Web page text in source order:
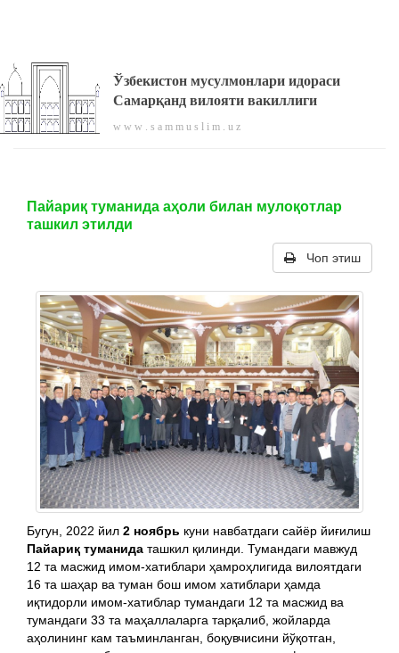
Ўзбекистон мусулмонлари идораси
Самарқанд вилояти вакиллиги
w w w . s a m m u s l i m . u z
Пайариқ туманида аҳоли билан мулоқотлар
ташкил этилди
Чоп этиш
Бугун, 2022 йил 2 ноябрь куни навбатдаги сайёр йиғилиш
Пайариқ туманида ташкил қилинди. Тумандаги мавжуд
12 та масжид имом-хатиблари ҳамроҳлигида вилоятдаги
16 та шаҳар ва туман бош имом хатиблари ҳамда
иқтидорли имом-хатиблар тумандаги 12 та масжид ва
тумандаги 33 та маҳаллаларга тарқалиб, жойларда
аҳолининг кам таъминланган, боқувчисини йўқотган,